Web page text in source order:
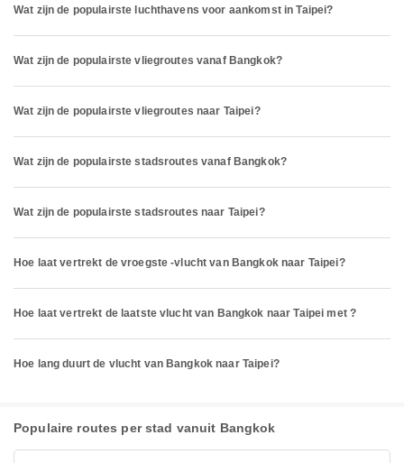
Wat zijn de populairste luchthavens voor aankomst in Taipei?
Wat zijn de populairste vliegroutes vanaf Bangkok?
Wat zijn de populairste vliegroutes naar Taipei?
Wat zijn de populairste stadsroutes vanaf Bangkok?
Wat zijn de populairste stadsroutes naar Taipei?
Hoe laat vertrekt de vroegste -vlucht van Bangkok naar Taipei?
Hoe laat vertrekt de laatste vlucht van Bangkok naar Taipei met ?
Hoe lang duurt de vlucht van Bangkok naar Taipei?
Populaire routes per stad vanuit Bangkok